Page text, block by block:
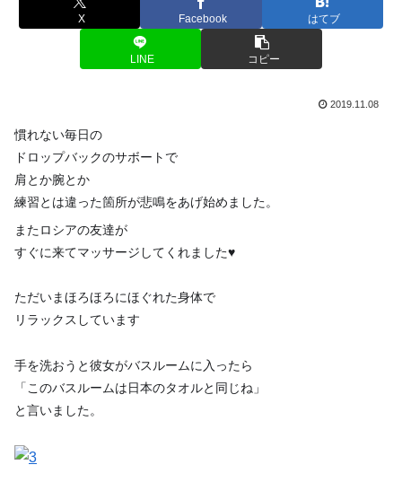
X Facebook はてブ
LINE コピー
2019.11.08
慣れない毎日の
ドロップバックのサボートで
肩とか腕とか
練習とは違った箇所が悲鳴をあげ始めました。
またロシアの友達が
すぐに来てマッサージしてくれました♥
ただいまほろほろにほぐれた身体で
リラックスしています
手を洗おうと彼女がバスルームに入ったら
「このバスルームは日本のタオルと同じね」
と言いました。